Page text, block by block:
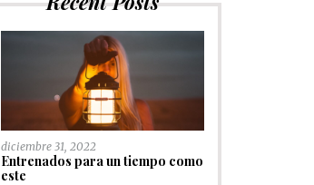
diciembre 31, 2022
Entrenados para un tiempo como
este